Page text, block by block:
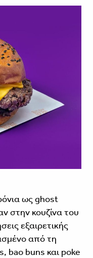
ως ghost
στην κουζίνα του
εξαιρετικής
από τη
bao buns και poke